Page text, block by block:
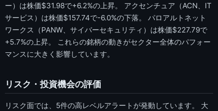
ー）は株価$31.98で+6.2%の上昇。 アクセンチュア（ACN、IT
サービス）は株価$157.74で-6.0%の下落。 パロアルトネット
ワークス（PANW、サイバーセキュリティ）は株価$227.79で
+5.7%の上昇。 これらの銘柄の動きがセクター全体のパフォー
マンスに大きく影響しています。
リスク・投資機会の評価
リスク面では、5件の高レベルアラートが発動しています。 大